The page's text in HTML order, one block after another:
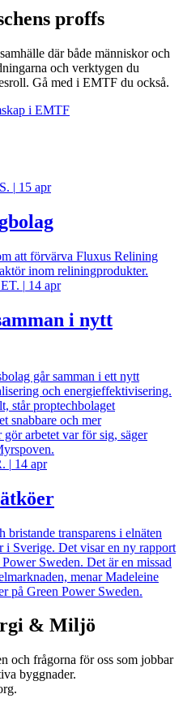
proffs
där både människor och
och verktygen du
Gå med i EMTF du också.
i EMTF
| 15 apr
att förvärva Fluxus Relining
inom reliningprodukter.
| 14 apr
i nytt
går samman i ett nytt
och energieffektivisering.
står proptechbolaget
snabbare och mer
arbetet var för sig, säger
| 14 apr
bristande transparens i elnäten
i Sverige. Det visar en ny rapport
Sweden. Det är en missad
menar Madeleine
på Green Power Sweden.
& Miljö
och frågorna för oss som jobbar
byggnader.